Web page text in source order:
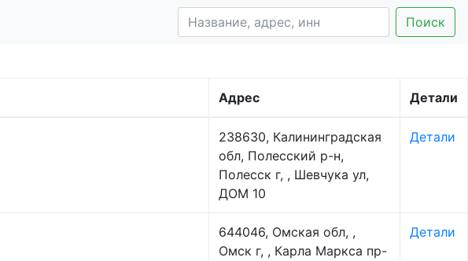
Поиск
Адрес Детали
238630, Калининградская
обл, Полесский р-н,
Полесск г, , Шевчука ул,
ДОМ 10
Детали
644046, Омская обл, ,
Омск г, , Карла Маркса пр-
Детали